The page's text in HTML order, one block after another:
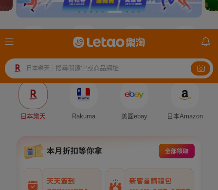
日本樂天 搜尋關鍵字或商品網址
Auction
Fleamarket
mercari
日本樂天 Rakuma 美國ebay 日本Amazon